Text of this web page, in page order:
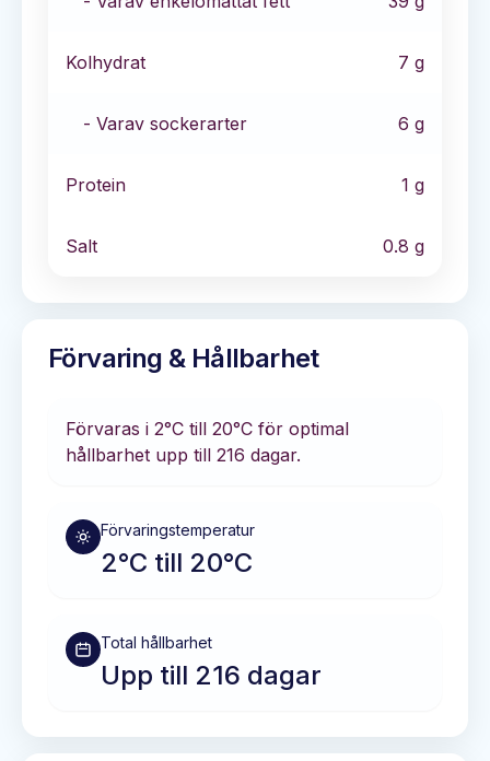
Kolhydrat 7 g
- Varav sockerarter 6 g
Protein 1 g
Salt 0.8 g
Förvaring & Hållbarhet
Förvaras i 2°C till 20°C för optimal
hållbarhet upp till 216 dagar.
Förvaringstemperatur
2°C till 20°C
Total hållbarhet
Upp till 216 dagar